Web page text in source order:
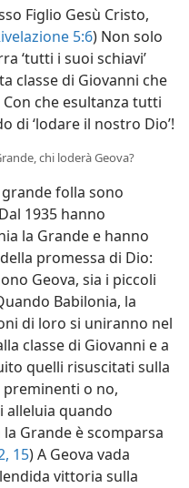
Figlio Gesù Cristo,
5:6) Non solo
‘tutti i suoi schiavi’
classe di Giovanni che
che esultanza tutti
di ‘lodare il nostro Dio’!
chi loderà Geova?
folla sono
1935 hanno
la Grande e hanno
promessa di Dio:
Geova, sia i piccoli
Babilonia, la
di loro si uniranno nel
classe di Giovanni e a
quelli risuscitati sulla
o no,
alleluia quando
Grande è scomparsa
15) A Geova vada
vittoria sulla